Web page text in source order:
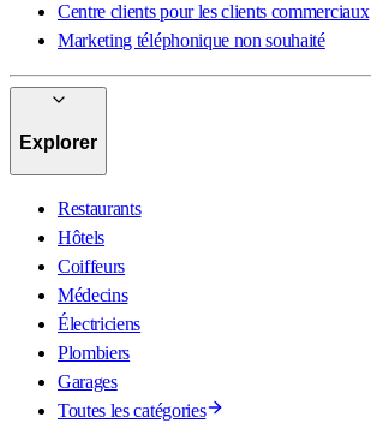
Centre clients pour les clients commerciaux
Marketing téléphonique non souhaité
Explorer
Restaurants
Hôtels
Coiffeurs
Médecins
Électriciens
Plombiers
Garages
Toutes les catégories